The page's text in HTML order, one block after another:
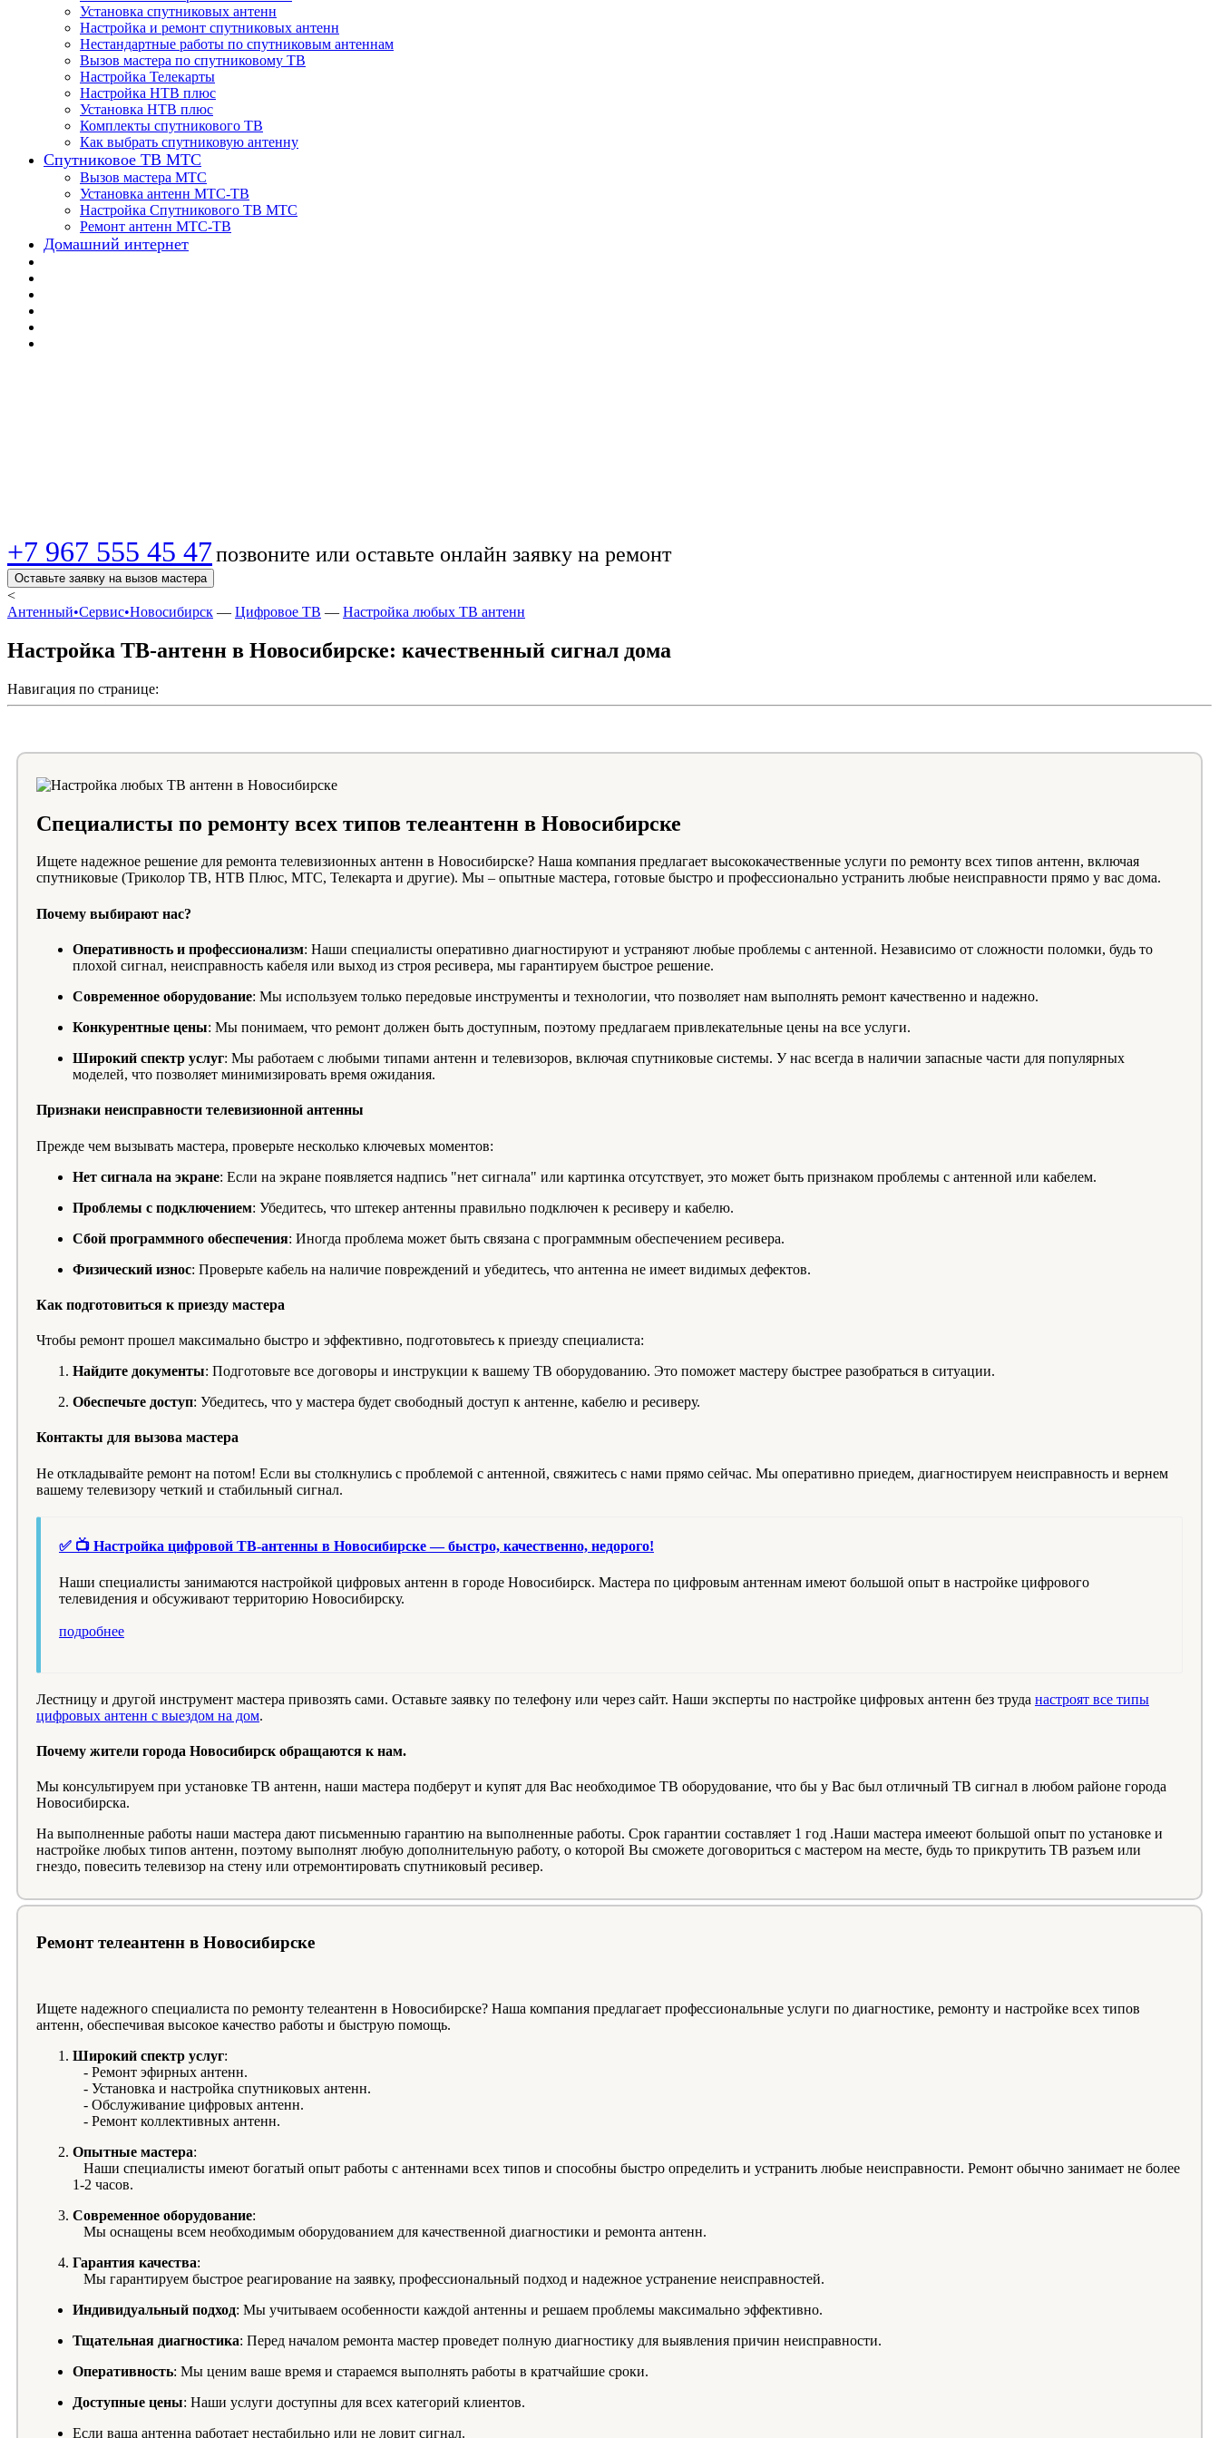
Установка спутниковых антенн
Настройка и ремонт спутниковых антенн
Нестандартные работы по спутниковым антеннам
Вызов мастера по спутниковому ТВ
Настройка Телекарты
Настройка НТВ плюс
Установка НТВ плюс
Комплекты спутникового ТВ
Как выбрать спутниковую антенну
Спутниковое ТВ МТС
Вызов мастера МТС
Установка антенн МТС-ТВ
Настройка Спутникового ТВ МТС
Ремонт антенн МТС-ТВ
Домашний интернет
+7 967 555 45 47позвоните или оставьте онлайн заявку на ремонт
Оставьте заявку на вызов мастера
<
Антенный•Сервис•Новосибирск — Цифровое ТВ — Настройка любых ТВ антенн
Настройка ТВ-антенн в Новосибирске: качественный сигнал дома
Навигация по странице:
Специалисты по ремонту всех типов телеантенн в Новосибирске
Ищете надежное решение для ремонта телевизионных антенн в Новосибирске? Наша компания предлагает высококачественные услуги по ремонту всех типов антенн, включая
спутниковые (Триколор ТВ, НТВ Плюс, МТС, Телекарта и другие). Мы – опытные мастера, готовые быстро и профессионально устранить любые неисправности прямо у вас дома.
Почему выбирают нас?
Оперативность и профессионализм: Наши специалисты оперативно диагностируют и устраняют любые проблемы с антенной. Независимо от сложности поломки, будь то
плохой сигнал, неисправность кабеля или выход из строя ресивера, мы гарантируем быстрое решение.
Современное оборудование: Мы используем только передовые инструменты и технологии, что позволяет нам выполнять ремонт качественно и надежно.
Конкурентные цены: Мы понимаем, что ремонт должен быть доступным, поэтому предлагаем привлекательные цены на все услуги.
Широкий спектр услуг: Мы работаем с любыми типами антенн и телевизоров, включая спутниковые системы. У нас всегда в наличии запасные части для популярных
моделей, что позволяет минимизировать время ожидания.
Признаки неисправности телевизионной антенны
Прежде чем вызывать мастера, проверьте несколько ключевых моментов:
Нет сигнала на экране: Если на экране появляется надпись "нет сигнала" или картинка отсутствует, это может быть признаком проблемы с антенной или кабелем.
Проблемы с подключением: Убедитесь, что штекер антенны правильно подключен к ресиверу и кабелю.
Сбой программного обеспечения: Иногда проблема может быть связана с программным обеспечением ресивера.
Физический износ: Проверьте кабель на наличие повреждений и убедитесь, что антенна не имеет видимых дефектов.
Как подготовиться к приезду мастера
Чтобы ремонт прошел максимально быстро и эффективно, подготовьтесь к приезду специалиста:
Найдите документы: Подготовьте все договоры и инструкции к вашему ТВ оборудованию. Это поможет мастеру быстрее разобраться в ситуации.
Обеспечьте доступ: Убедитесь, что у мастера будет свободный доступ к антенне, кабелю и ресиверу.
Контакты для вызова мастера
Не откладывайте ремонт на потом! Если вы столкнулись с проблемой с антенной, свяжитесь с нами прямо сейчас. Мы оперативно приедем, диагностируем неисправность и вернем
вашему телевизору четкий и стабильный сигнал.
✅ 📺 Настройка цифровой ТВ-антенны в Новосибирске — быстро, качественно, недорого!
Наши специалисты занимаются настройкой цифровых антенн в городе Новосибирск. Мастера по цифровым антеннам имеют большой опыт в настройке цифрового
телевидения и обсуживают территорию Новосибирску.
подробнее
Лестницу и другой инструмент мастера привозять сами. Оставьте заявку по телефону или через сайт. Наши эксперты по настройке цифровых антенн без труда настроят все типы
цифровых антенн с выездом на дом.
Почему жители города Новосибирск обращаются к нам.
Мы консультируем при установке ТВ антенн, наши мастера подберут и купят для Вас необходимое ТВ оборудование, что бы у Вас был отличный ТВ сигнал в любом районе города
Новосибирска.
На выполненные работы наши мастера дают письменныю гарантию на выполненные работы. Срок гарантии составляет 1 год .Наши мастера имееют большой опыт по установке и
настройке любых типов антенн, поэтому выполнят любую дополнительную работу, о которой Вы сможете договориться с мастером на месте, будь то прикрутить ТВ разъем или
гнездо, повесить телевизор на стену или отремонтировать спутниковый ресивер.
Ремонт телеантенн в Новосибирске
Ищете надежного специалиста по ремонту телеантенн в Новосибирске? Наша компания предлагает профессиональные услуги по диагностике, ремонту и настройке всех типов
антенн, обеспечивая высокое качество работы и быструю помощь.
Широкий спектр услуг:
- Ремонт эфирных антенн.
- Установка и настройка спутниковых антенн.
- Обслуживание цифровых антенн.
- Ремонт коллективных антенн.
Опытные мастера:
Наши специалисты имеют богатый опыт работы с антеннами всех типов и способны быстро определить и устранить любые неисправности. Ремонт обычно занимает не более
1-2 часов.
Современное оборудование:
Мы оснащены всем необходимым оборудованием для качественной диагностики и ремонта антенн.
Гарантия качества:
Мы гарантируем быстрое реагирование на заявку, профессиональный подход и надежное устранение неисправностей.
Индивидуальный подход: Мы учитываем особенности каждой антенны и решаем проблемы максимально эффективно.
Тщательная диагностика: Перед началом ремонта мастер проведет полную диагностику для выявления причин неисправности.
Оперативность: Мы ценим ваше время и стараемся выполнять работы в кратчайшие сроки.
Доступные цены: Наши услуги доступны для всех категорий клиентов.
Если ваша антенна работает нестабильно или не ловит сигнал.